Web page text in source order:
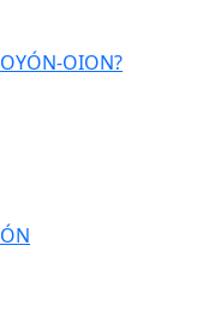
OION?